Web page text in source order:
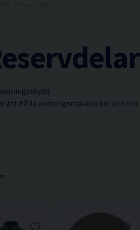
att hålla andningsmasken hel och ren